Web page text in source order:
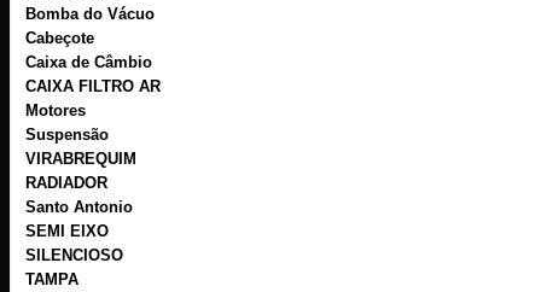
Bomba do Vácuo
Cabeçote
Caixa de Câmbio
CAIXA FILTRO AR
Motores
Suspensão
VIRABREQUIM
RADIADOR
Santo Antonio
SEMI EIXO
SILENCIOSO
TAMPA